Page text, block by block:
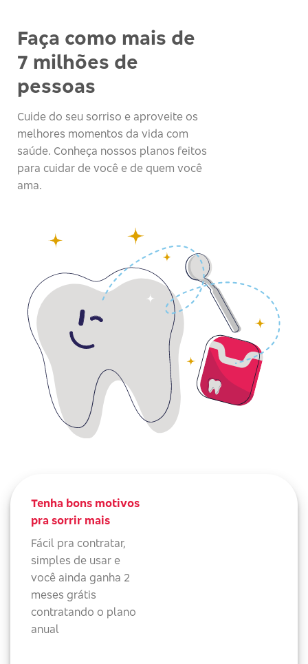
Faça como mais de
7 milhões de
pessoas
Cuide do seu sorriso e aproveite os
melhores momentos da vida com
saúde. Conheça nossos planos feitos
para cuidar de você e de quem você
ama.
Tenha bons motivos
pra sorrir mais
Fácil pra contratar,
simples de usar e
você ainda ganha 2
meses grátis
contratando o plano
anual